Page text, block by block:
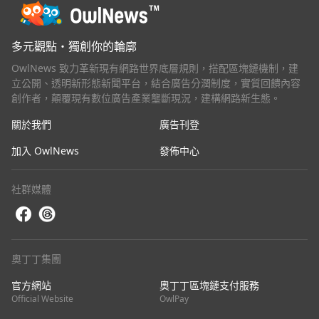
多元觀點・獨創你的輪廓
OwlNews 致力革新現有網路世界底層規則，搭配區塊鏈機制，建
立公開、透明新形態新聞平台，結合廣告分潤制度，實質回饋內容
創作者，顛覆現有數位廣告產業壟斷現況，建構網路新生態。
關於我們
廣告刊登
加入 OwlNews
發佈中心
社群媒體
奧丁丁集團
官方網站
Official Website
奧丁丁區塊鏈支付服務
OwlPay